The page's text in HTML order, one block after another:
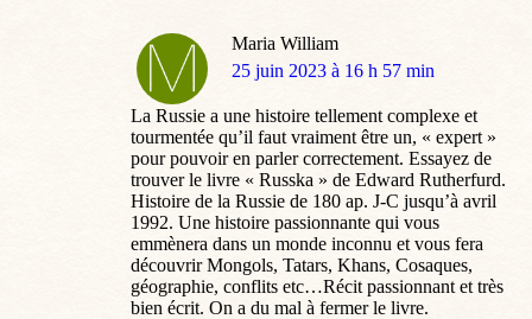
Maria William
dit
25 juin 2023 à 16 h 57 min
La Russie a une histoire tellement complexe et
tourmentée qu’il faut vraiment être un, « expert »
pour pouvoir en parler correctement. Essayez de
trouver le livre « Russka » de Edward Rutherfurd.
Histoire de la Russie de 180 ap. J-C jusqu’à avril
1992. Une histoire passionnante qui vous
emmènera dans un monde inconnu et vous fera
découvrir Mongols, Tatars, Khans, Cosaques,
géographie, conflits etc…Récit passionnant et très
bien écrit. On a du mal à fermer le livre.